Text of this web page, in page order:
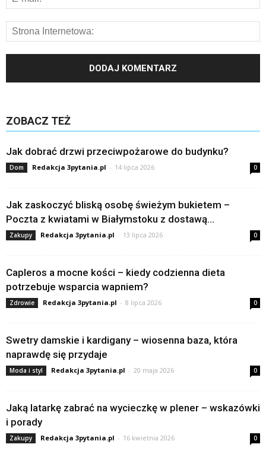
ZOBACZ TEŻ
Jak dobrać drzwi przeciwpożarowe do budynku?
Dom Redakcja 3pytania.pl - 14 lipca 2026 0
Jak zaskoczyć bliską osobę świeżym bukietem –
Poczta z kwiatami w Białymstoku z dostawą...
Zakupy Redakcja 3pytania.pl - 13 lipca 2026 0
Capleros a mocne kości – kiedy codzienna dieta
potrzebuje wsparcia wapniem?
Zdrowie Redakcja 3pytania.pl - 8 lipca 2026 0
Swetry damskie i kardigany – wiosenna baza, która
naprawdę się przydaje
Moda i styl Redakcja 3pytania.pl - 20 maja 2026 0
Jaką latarkę zabrać na wycieczkę w plener – wskazówki
i porady
Zakupy Redakcja 3pytania.pl - 16 kwietnia 2026 0